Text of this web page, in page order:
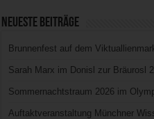
Neueste Beiträge
Brunnenfest auf dem
Sarah Marx im Donisl zur Bräurosl
Sommernachtstraum 2026 im
Auftaktveranstaltung Münchner